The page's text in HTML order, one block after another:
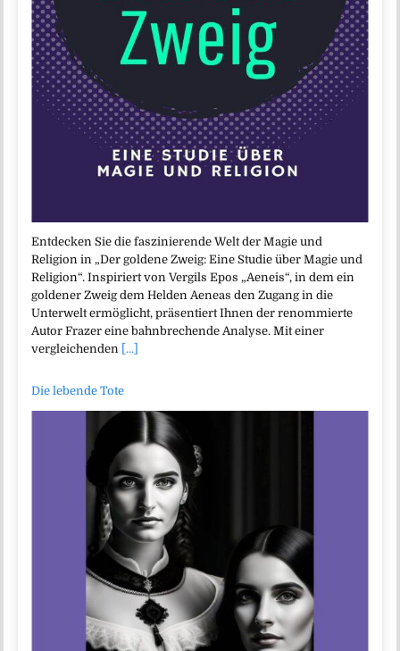
Entdecken Sie die faszinierende Welt der Magie und
Religion in „Der goldene Zweig: Eine Studie über Magie und
Religion“. Inspiriert von Vergils Epos „Aeneis“, in dem ein
goldener Zweig dem Helden Aeneas den Zugang in die
Unterwelt ermöglicht, präsentiert Ihnen der renommierte
Autor Frazer eine bahnbrechende Analyse. Mit einer
vergleichenden [...]
Die lebende Tote